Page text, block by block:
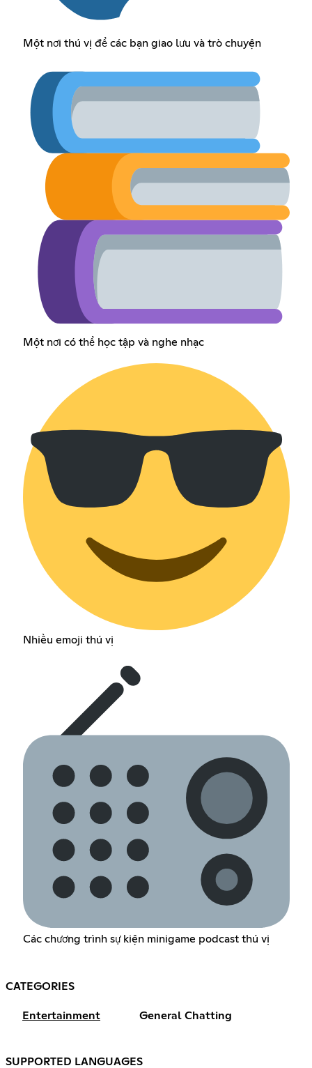
Một nơi thú vị để các bạn giao lưu và trò chuyện
Một nơi có thể học tập và nghe nhạc
Nhiều emoji thú vị
Các chương trình sự kiện minigame podcast thú vị
CATEGORIES
Entertainment General Chatting
SUPPORTED LANGUAGES